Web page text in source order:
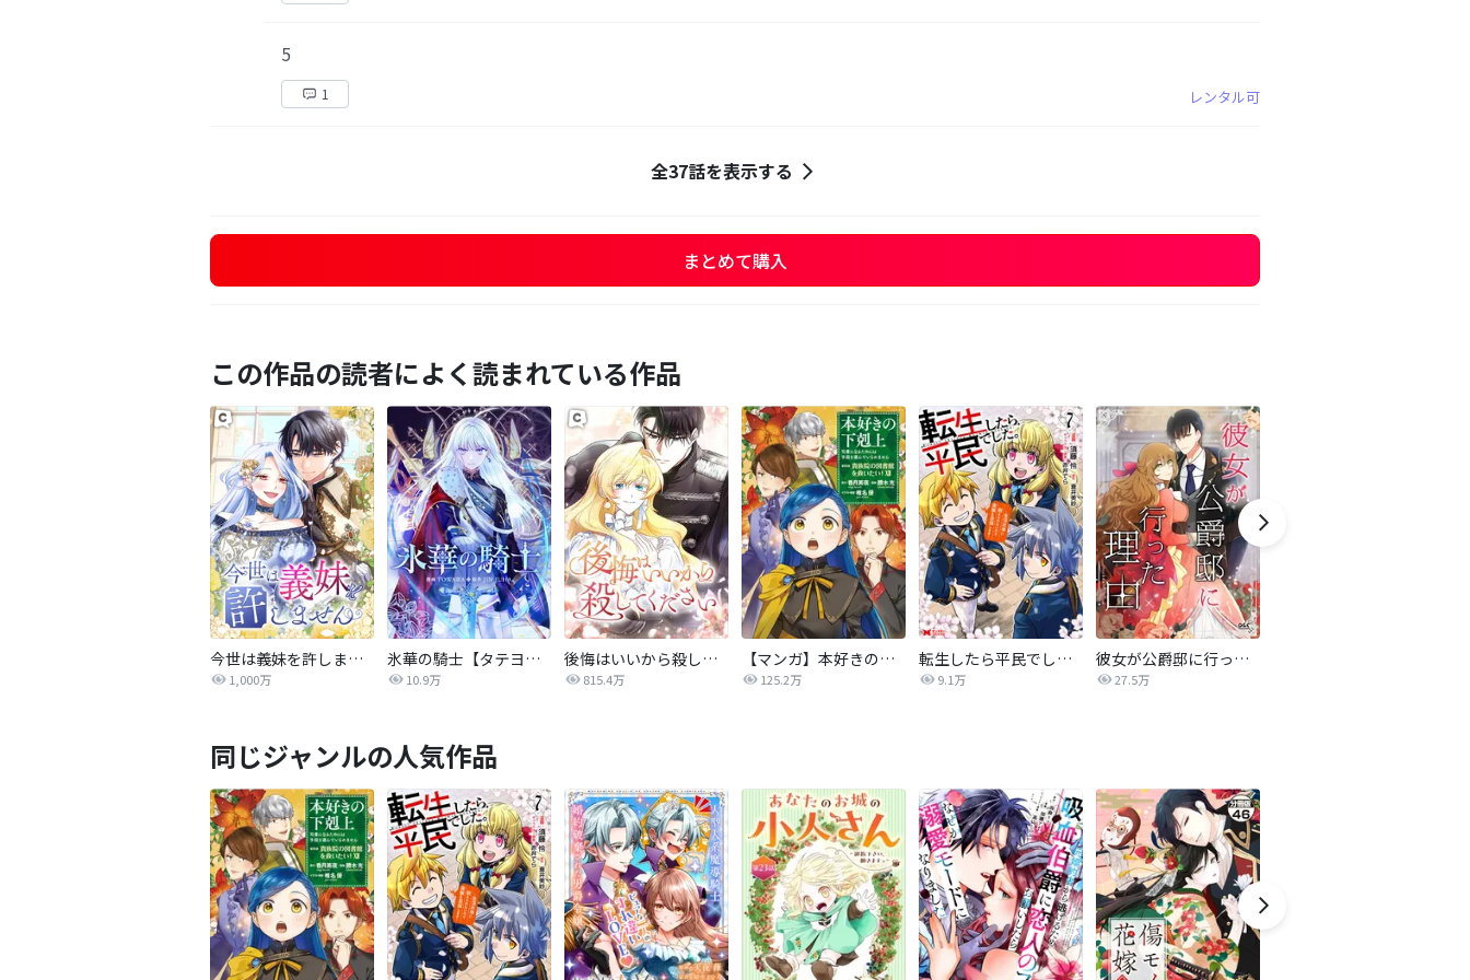
5
1 レンタル可
全37話を表示する
まとめて購入
この作品の読者によく読まれている作品
今世は義妹を許しません
1,000万
氷華の騎士【タテヨミ】
10.9万
後悔はいいから殺してください
815.4万
【マンガ】本好きの下剋上 第四部
125.2万
転生したら平民でした。～生活水準に耐えられないので貴族を目指します～（コミック）
9.1万
彼女が公爵邸に行った理由【タテヨミ】
27.5万
同じジャンルの人気作品